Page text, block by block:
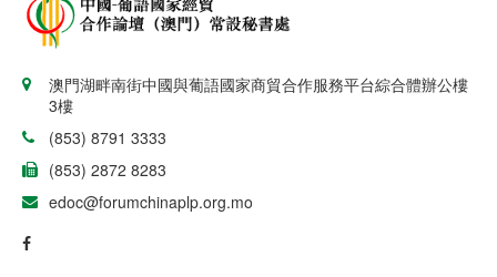
澳門湖畔南街中國與葡語國家商貿合作服務平台綜合體辦公樓
3樓
(853) 8791 3333
(853) 2872 8283
edoc@forumchinaplp.org.mo